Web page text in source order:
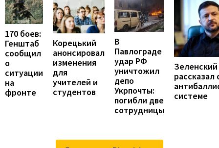
170 боев:
Генштаб
сообщил
о
ситуации
на
фронте
Корецький
анонсировал
изменения
для
учителей и
студентов
В
Павлограде
удар РФ
уничтожил
депо
Укрпочты:
погибли две
сотрудницы
Зеленский
рассказал
системе